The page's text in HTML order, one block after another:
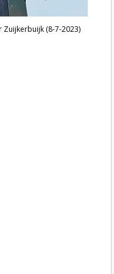
Zuijkerbuijk (8-7-2023)